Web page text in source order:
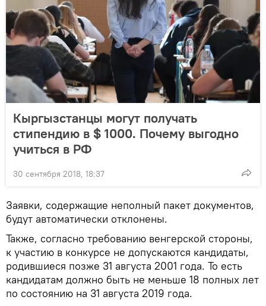
Кыргызстанцы могут получать
стипендию в $ 1000. Почему выгодно
учиться в РФ
30 сентября 2018, 18:37
Заявки, содержащие неполный пакет документов,
будут автоматически отклонены.
Также, согласно требованию венгерской стороны,
к участию в конкурсе не допускаются кандидаты,
родившиеся позже 31 августа 2001 года. То есть
кандидатам должно быть не меньше 18 полных лет
по состоянию на 31 августа 2019 года.